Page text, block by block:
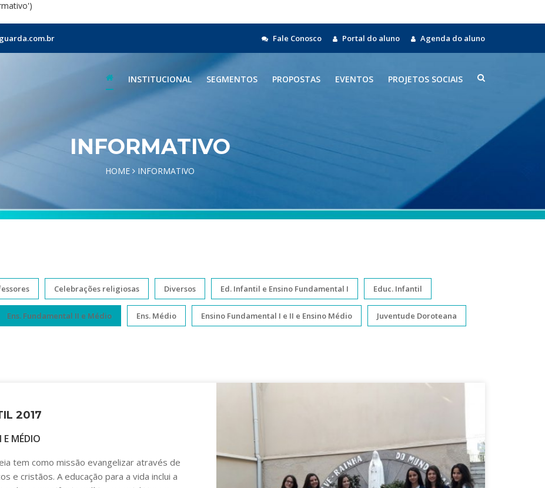
Fale Conosco Portal do aluno Agenda do aluno
INSTITUCIONAL SEGMENTOS PROPOSTAS EVENTOS PROJETOS SOCIAIS
INFORMATIVO
HOME INFORMATIVO
Celebrações religiosas Diversos Ed. Infantil e Ensino Fundamental I Educ. Infantil
Ens. Fundamental II e Médio Ens. Médio Ensino Fundamental I e II e Ensino Médio Juventude Doroteana
2017
E MÉDIO
tem como missão evangelizar através de
e cristãos. A educação para a vida inclui a